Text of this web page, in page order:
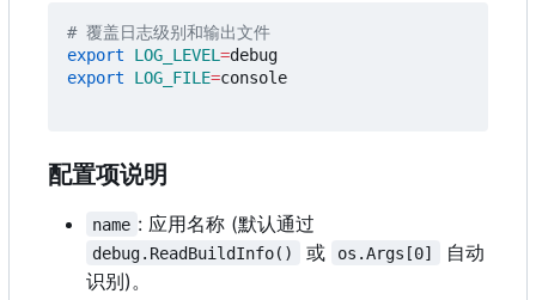
# 覆盖日志级别和输出文件
export
LOG_LEVEL =
export
LOG_FILE=console
配置项说明
name : 应用名称 (默认通过
debug.ReadBuildInfo() 或 os.Args[0]
自动
识别)。